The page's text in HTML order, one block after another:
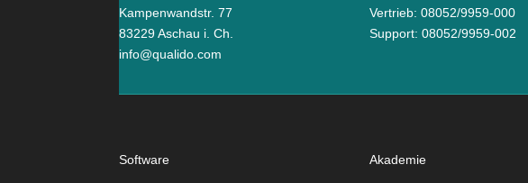
Kampenwandstr. 77
83229 Aschau i. Ch.
info@qualido.com
Vertrieb: 08052/9959-000
Support: 08052/9959-002
Software Akademie